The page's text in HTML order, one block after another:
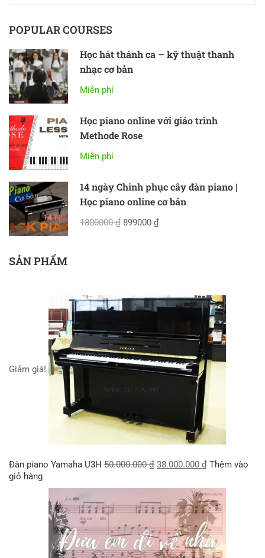
POPULAR COURSES
Học hát thánh ca – kỹ thuật thanh
nhạc cơ bản
Miễn phí
Học piano online với giáo trình
Methode Rose
Miễn phí
14 ngày Chinh phục cây đàn piano |
Học piano online cơ bản
1800000 ₫ 899000 ₫
SẢN PHẨM
Giảm giá!
Đàn piano Yamaha U3H 50.000.000₫ 38.000.000 ₫ Thêm vào
giỏ hàng